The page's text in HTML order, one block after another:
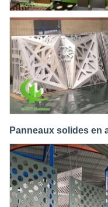
Panneaux solides en